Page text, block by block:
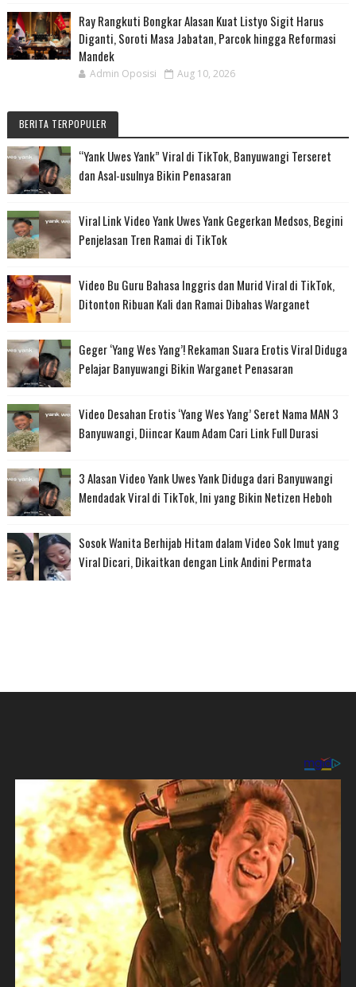
Ray Rangkuti Bongkar Alasan Kuat Listyo Sigit Harus
Diganti, Soroti Masa Jabatan, Parcok hingga Reformasi
Mandek
Admin Oposisi Aug 10, 2026
BERITA TERPOPULER
“Yank Uwes Yank” Viral di TikTok, Banyuwangi Terseret
dan Asal-usulnya Bikin Penasaran
Viral Link Video Yank Uwes Yank Gegerkan Medsos, Begini
Penjelasan Tren Ramai di TikTok
Video Bu Guru Bahasa Inggris dan Murid Viral di TikTok,
Ditonton Ribuan Kali dan Ramai Dibahas Warganet
Geger ‘Yang Wes Yang’! Rekaman Suara Erotis Viral Diduga
Pelajar Banyuwangi Bikin Warganet Penasaran
Video Desahan Erotis ‘Yang Wes Yang’ Seret Nama MAN 3
Banyuwangi, Diincar Kaum Adam Cari Link Full Durasi
3 Alasan Video Yank Uwes Yank Diduga dari Banyuwangi
Mendadak Viral di TikTok, Ini yang Bikin Netizen Heboh
Sosok Wanita Berhijab Hitam dalam Video Sok Imut yang
Viral Dicari, Dikaitkan dengan Link Andini Permata